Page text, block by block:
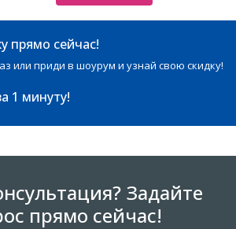
прямо сейчас!
или приди в шоурум и узнай свою скидку!
1 минуту!
Задайте
прямо сейчас!